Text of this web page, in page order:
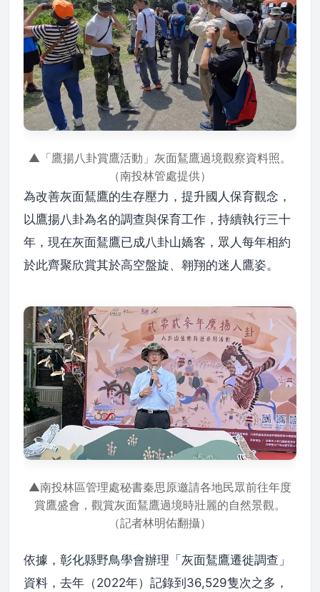
▲「鷹揚八卦賞鷹活動」灰面鵟鷹過境觀察資料照。
（南投林管處提供）
為改善灰面鵟鷹的生存壓力，提升國人保育觀念，
以鷹揚八卦為名的調查與保育工作，持續執行三十
年，現在灰面鵟鷹已成八卦山嬌客，眾人每年相約
於此齊聚欣賞其於高空盤旋、翱翔的迷人鷹姿。
▲南投林區管理處秘書秦思原邀請各地民眾前往年度
賞鷹盛會，觀賞灰面鵟鷹過境時壯麗的自然景觀。
（記者林明佑翻攝）
依據，彰化縣野鳥學會辦理「灰面鵟鷹遷徙調查」
資料，去年（2022年）記錄到36,529隻次之多，